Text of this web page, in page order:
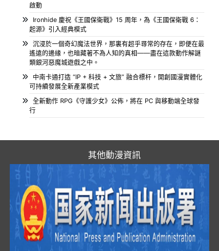
啟動
Ironhide 慶祝《王國保衛戰》15 周年，為《王國保衛戰 6：
起源》引入經典模式
沉浸於一個奇幻魔法世界，那裏有超乎尋常的存在，即便在最
遙遠的邊緣，也暗藏著不為人知的真相——盡在這款動作解謎
類銀河惡魔城遊戲之中。
中南卡通打造 “IP + 科技 + 文旅” 融合標杆，開創國漫實體化
可持續發展全新產業模式
全新動作 RPG《守護少女》公佈，將在 PC 與移動端全球發
行
其他動漫資訊